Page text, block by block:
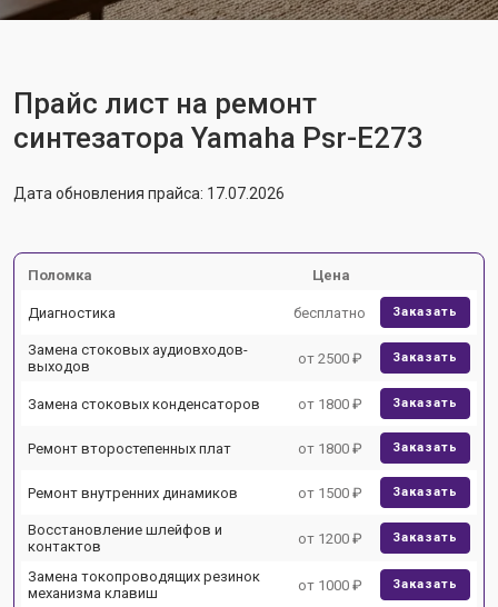
Прайс лист на ремонт
синтезатора Yamaha Psr-E273
Дата обновления прайса: 17.07.2026
Поломка Цена
Диагностика бесплатно Заказать
Замена стоковых аудиовходов-
выходов
от 2500 ₽ Заказать
Замена стоковых конденсаторов от 1800 ₽ Заказать
Ремонт второстепенных плат от 1800 ₽ Заказать
Ремонт внутренних динамиков от 1500 ₽ Заказать
Восстановление шлейфов и
контактов
от 1200 ₽ Заказать
Замена токопроводящих резинок
механизма клавиш
от 1000 ₽ Заказать